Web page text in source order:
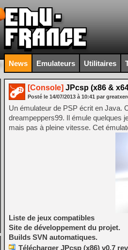
News Emulateurs Utilitaires
[Console] JPcsp (x86 &
Posté le 14/07/2013 à 10:41 par
Un émulateur de PSP écrit en Java.
dreampeppers99. Il émule quelques
mais pas à pleine vitesse. Cet
Liste de jeux compatibles
Site de développement du projet.
Builds SVN automatiques.
Télécharger JPcsp (x86) v0.7